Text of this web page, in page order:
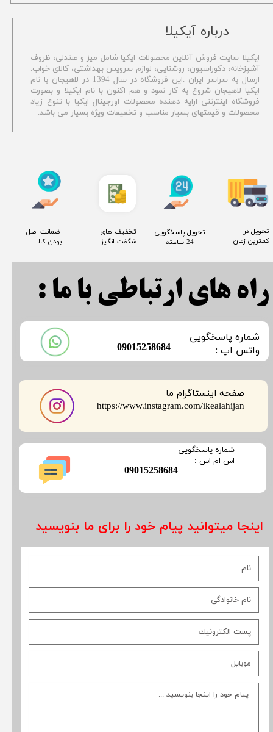
​درباره آیکیلا
ایکیلا سایت فروش آنلاین محصولات ایکیا شامل میز و صندلی، ظروف
آشپزخانه، دکوراسیون، روشنایی، لوازم سرویس بهداشتی، کالای خواب.
ارسال به سراسر ایران .این فروشگاه در سال 1394 در لاهیجان با نام
ایکیا لاهیجان شروع به کار نمود و هم اکنون با نام ایکیلا و بصورت
فروشگاه اینترنتی ارایه دهنده محصولات اورجینال ایکیا با تنوع زیاد
محصولات و قیمتهای بسیار مناسب و تخفیفات ویژه بسیار می باشد.
صفحه اینستاگرام ما
​​​​​​​https://www.instagram.com/ikealahijan
​شماره پاسخگویی
​​​​​واتس اپ :
​09015258684
اینجا میتوانید پیام خود را برای ما بنویسید
راه های ارتباطی با ما :
​09015258684
​شماره پاسخگویی
​​​​​اس ام اس :
​تحویل در
کمترین زمان
​تحویل پاسخگویی
24 ساعته
​تخفیف های
شگفت انگیز
​ ضمانت اصل
بودن کالا